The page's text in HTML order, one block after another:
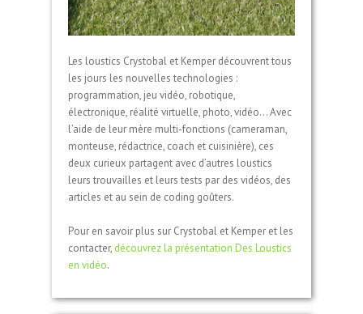
Les loustics Crystobal et Kemper découvrent tous
les jours les nouvelles technologies :
programmation, jeu vidéo, robotique,
électronique, réalité virtuelle, photo, vidéo… Avec
l’aide de leur mère multi-fonctions (cameraman,
monteuse, rédactrice, coach et cuisinière), ces
deux curieux partagent avec d’autres loustics
leurs trouvailles et leurs tests par des vidéos, des
articles et au sein de coding goûters.
Pour en savoir plus sur Crystobal et Kemper et les
contacter, découvrez la présentation Des Loustics
en vidéo.